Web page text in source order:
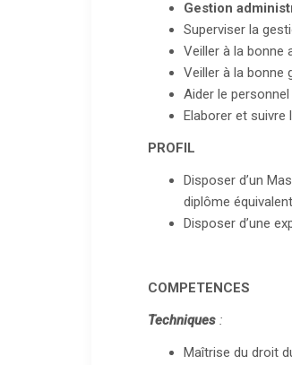
Gestion
Superviser la
Veiller à la bonne
Veiller à la bonne
Aider le
Elaborer et suivre
PROFIL
Disposer d’un
diplôme
Disposer d’une
COMPETENCES
Techniques :
Maîtrise du droit